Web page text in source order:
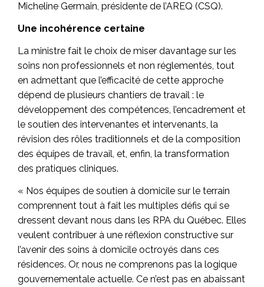
Micheline Germain, présidente de l’AREQ (CSQ).
Une incohérence certaine
La ministre fait le choix de miser davantage sur les
soins non professionnels et non réglementés, tout
en admettant que l’efficacité de cette approche
dépend de plusieurs chantiers de travail : le
développement des compétences, l’encadrement et
le soutien des intervenantes et intervenants, la
révision des rôles traditionnels et de la composition
des équipes de travail, et, enfin, la transformation
des pratiques cliniques.
« Nos équipes de soutien à domicile sur le terrain
comprennent tout à fait les multiples défis qui se
dressent devant nous dans les RPA du Québec. Elles
veulent contribuer à une réflexion constructive sur
l’avenir des soins à domicile octroyés dans ces
résidences. Or, nous ne comprenons pas la logique
gouvernementale actuelle. Ce n’est pas en abaissant